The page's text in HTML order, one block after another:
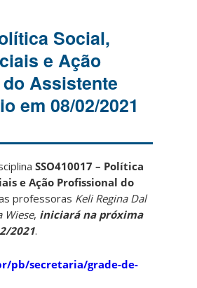
Social,
e Ação
Assistente
em 08/02/2021
SSO410017 – Política
e Ação Profissional do
professoras Keli Regina Dal
Wiese, iniciará na próxima
2021.
pb/secretaria/grade-de-